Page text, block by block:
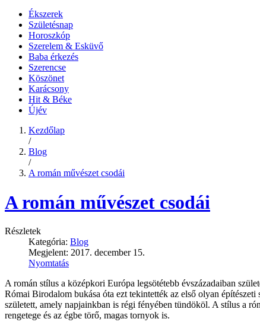
Ékszerek
Születésnap
Horoszkóp
Szerelem & Esküvő
Baba érkezés
Szerencse
Köszönet
Karácsony
Hit & Béke
Újév
Kezdőlap
/
Blog
/
A román művészet csodái
A román művészet csodái
Részletek
Kategória: Blog
Megjelent: 2017. december 15.
Nyomtatás
A román stílus a középkori Európa legsötétebb évszázadaiban
Római Birodalom bukása óta ezt tekintették az első olyan
született, amely napjainkban is régi fényében tündököl. A stílus a
rengetege és az égbe törő, magas tornyok is.